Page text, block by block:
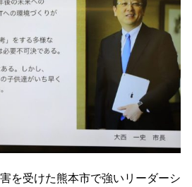
を受けた熊本市で強いリーダーシ